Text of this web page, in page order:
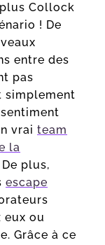
Collock
! De
entre des
pas
simplement
vrai team
la
De plus,
escape
eux ou
Grâce à ce